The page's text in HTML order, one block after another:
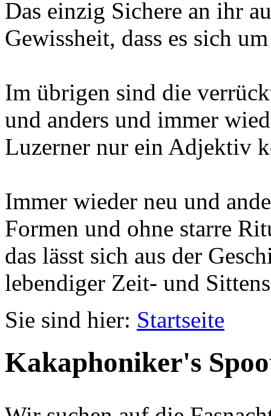
Das einzig Sichere an ihr
Gewissheit, dass es sich
Im übrigen sind die
und anders und immer
Luzerner nur ein Adjektiv
Immer wieder neu und
Formen und ohne starre
das lässt sich aus der
lebendiger Zeit- und
Sie sind hier: Startseite
Kakaphoniker's